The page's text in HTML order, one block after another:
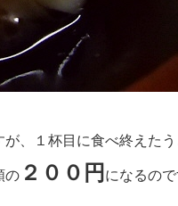
、１杯目に食べ終えた
の ２００円 になるので